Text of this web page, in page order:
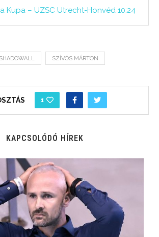
Kupa – UZSC Utrecht-Honvéd 10:24
SHADOWALL SZÍVÓS MÁRTON
1
KAPCSOLÓDÓ HÍREK